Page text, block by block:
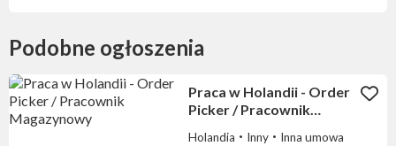
Podobne ogłoszenia
Praca w Holandii - Order
Picker / Pracownik
Holandia Inny Inna umowa